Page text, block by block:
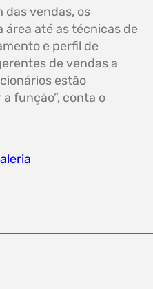
das vendas, os
área até as técnicas de
e perfil de
de vendas a
estão
função”, conta o